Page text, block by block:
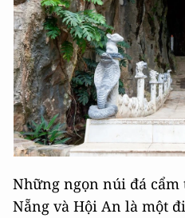
Những ngọn núi đá
Nẵng và Hội An là một